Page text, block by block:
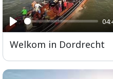
Play
Welkom in Dordrecht